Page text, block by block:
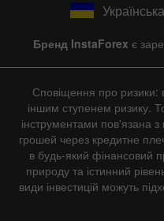
Українська
Бренд InstaForex є
Сповіщення про ризики:
іншим ступенем ризику.
інструментами пов'язана
грошей через кредитне
в будь-який фінансовий
природу та істинний
види інвестицій можуть